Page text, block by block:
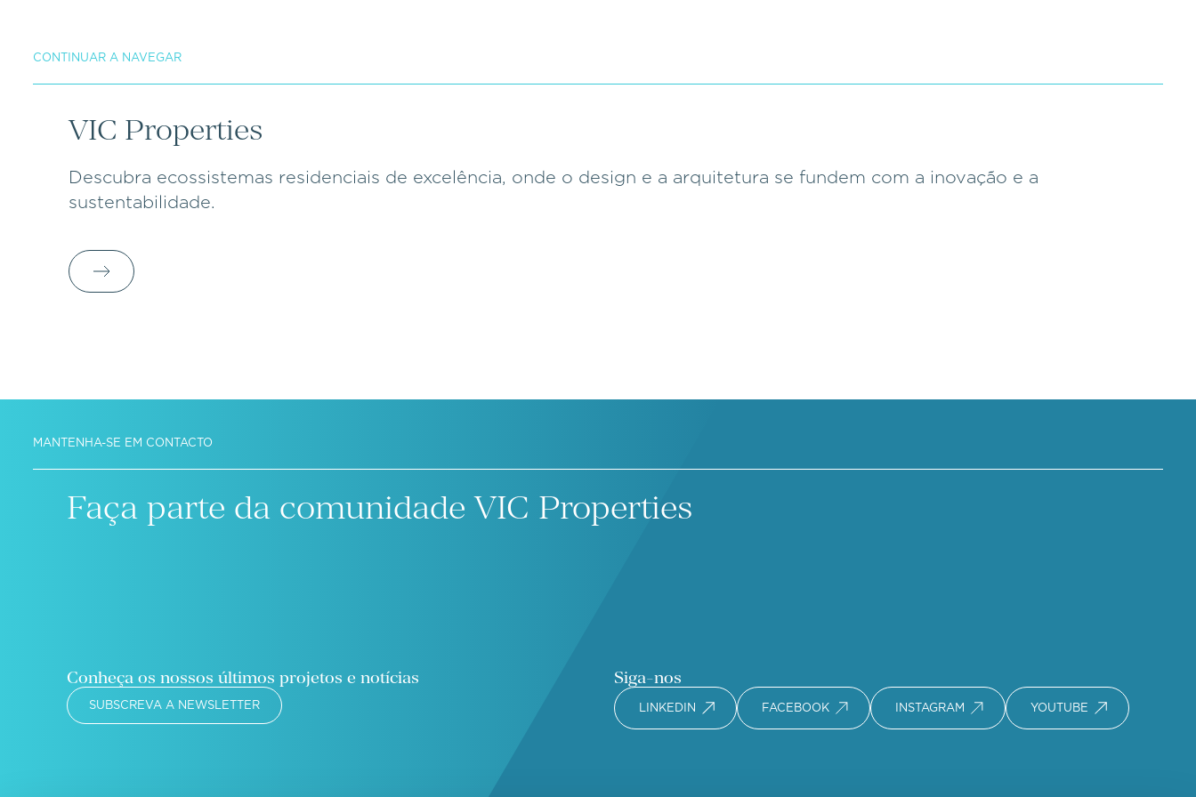
CONTINUAR A NAVEGAR
VIC Properties
Descubra ecossistemas residenciais de excelência, onde o design e a arquitetura se fundem com a inovação e a
sustentabilidade.
MANTENHA-SE EM CONTACTO
Faça parte da comunidade VIC Properties
Conheça os nossos últimos projetos e notícias
SUBSCREVA A NEWSLETTER
Siga-nos
LINKEDIN FACEBOOK INSTAGRAM YOUTUBE